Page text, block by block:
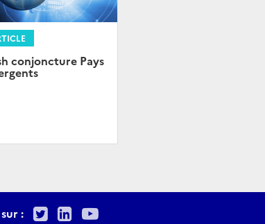
conjoncture Pays
: TwitterLinkedIn
Youtube